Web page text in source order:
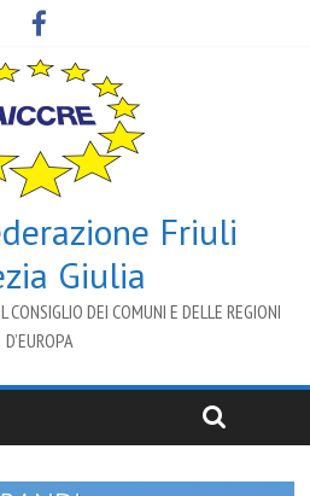
Friuli
Giulia
DEI COMUNI E DELLE REGIONI
D’EUROPA